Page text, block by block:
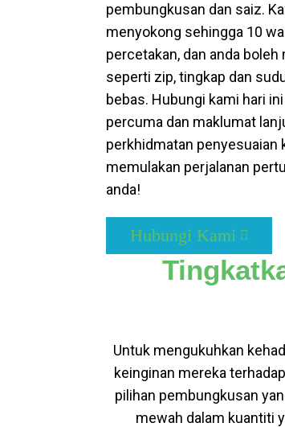
pembungkusan dan saiz.
menyokong sehingga 10
percetakan, dan anda
seperti zip, tingkap dan
bebas. Hubungi kami hari
percuma dan maklumat
perkhidmatan penyesuaian
memulakan perjalanan
anda!
Hubungi Kami
Untuk mengukuhkan
keinginan mereka
pilihan pembungkusan
mewah dalam kuantiti